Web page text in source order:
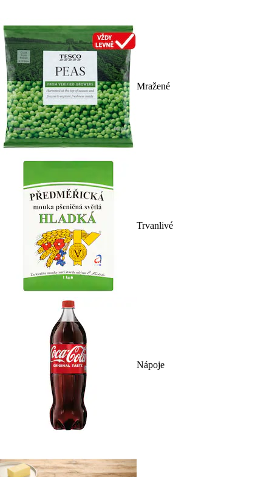
Mražené
Trvanlivé
Nápoje